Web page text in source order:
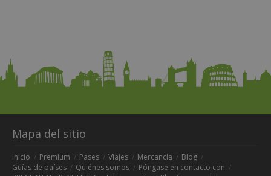
Mapa del sitio
Inicio Premium Pases Viajes Mercancía
Blog
Guías de países
Quiénes somos
Póngase en contacto con